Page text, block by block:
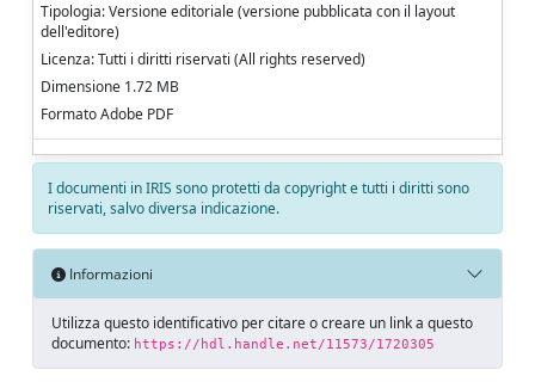
Tipologia: Versione editoriale (versione pubblicata con il layout
dell'editore)
Licenza: Tutti i diritti riservati (All rights reserved)
Dimensione 1.72 MB
Formato Adobe PDF
I documenti in IRIS sono protetti da copyright e tutti i diritti sono
riservati, salvo diversa indicazione.
Informazioni
Utilizza questo identificativo per citare o creare un link a questo
documento: https://hdl.handle.net/11573/1720305